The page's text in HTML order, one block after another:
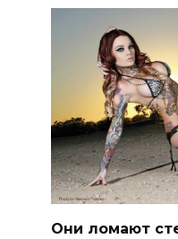
Они ломают